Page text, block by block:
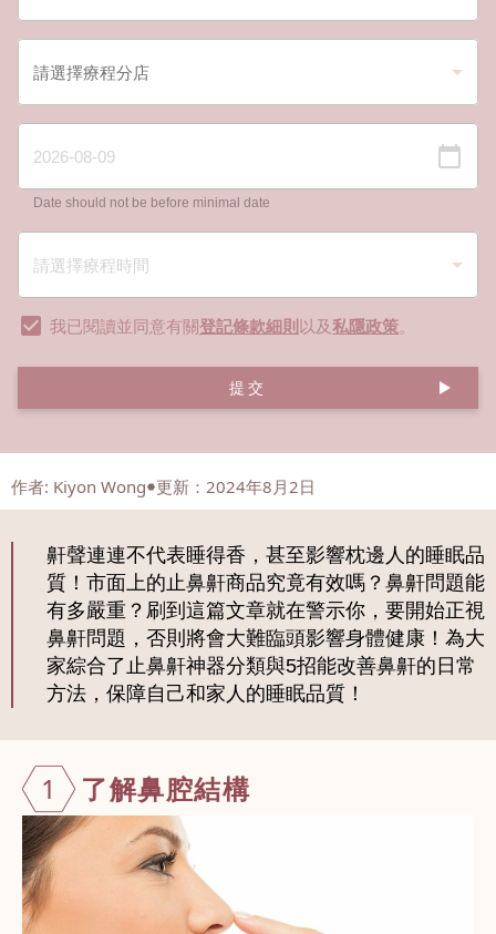
Date should not be before minimal date
我已閱讀並同意有關登記條款細則以及私隱政策。
提交
作者: Kiyon Wong 更新：2024年8月2日
鼾聲連連不代表睡得香，甚至影響枕邊人的睡眠品
質！市面上的止鼻鼾商品究竟有效嗎？鼻鼾問題能
有多嚴重？刷到這篇文章就在警示你，要開始正視
鼻鼾問題，否則將會大難臨頭影響身體健康！為大
家綜合了止鼻鼾神器分類與5招能改善鼻鼾的日常
方法，保障自己和家人的睡眠品質！
1 了解鼻腔結構